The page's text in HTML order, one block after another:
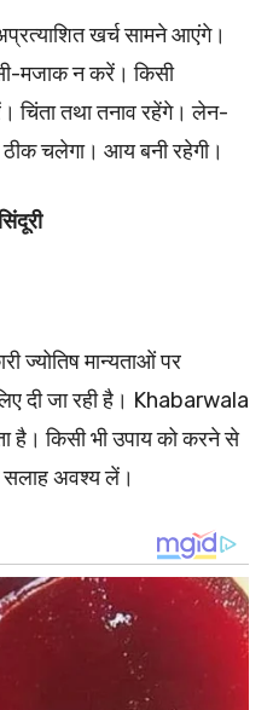
खर्च सामने आएंगे।
मजाक न करें। किसी
चिंता तथा तनाव रहेंगे। लेन-
चलेगा। आय बनी रहेगी।
ज्योतिष मान्यताओं पर
दी जा रही है। Khabarwala
है। किसी भी उपाय को करने से
सलाह अवश्य लें।